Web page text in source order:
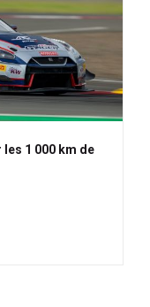
les 1 000 km de